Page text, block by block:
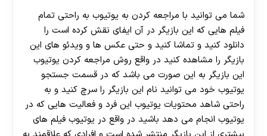
شما می توانید با مراجعه کردن به یوتیوب به راحتی تمام
فیلم هایی که این بازیگر در آن ایفای نقش کرده است را
دانلود کنید و تماشا کنید و حتی عکس ها و ویدئو های این
بازیگر را مشاهده کنید در واقع روش مراجعه کردن یوتیوب
این بازیگر به این صورت می باشد که در قسمت جستجو
یوتیوب خود می توانید نام این بازیگر را سرچ کنید و به
راحتی شاهد محتویات یوتیوب این فرد و فعالیت ‌هایی که در
یوتیوب انجام می ‌دهد باشید در واقع در یوتیوب فیلم های